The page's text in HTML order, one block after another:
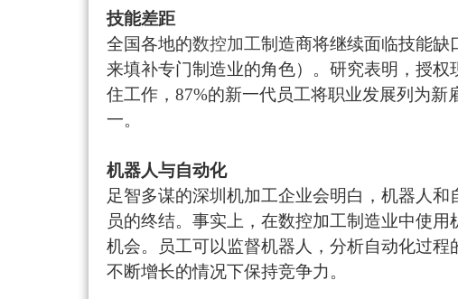
技能差距
全国各地的数控加工制造商将继续面临技能缺
来填补专门制造业的角色）。研究表明，授权
住工作， 87%的新一代员工将职业发展列为新
一。
机器人与自动化
足智多谋的深圳机加工企业会明白，机器人和
员的终结。事实上，在数控加工制造业中使用
机会。员工可以监督机器人，分析自动化过
不断增长的情况下保持竞争力。